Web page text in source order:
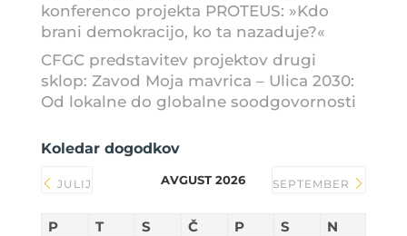
konferenco projekta PROTEUS: »Kdo
brani demokracijo, ko ta nazaduje?«
CFGC predstavitev projektov drugi
sklop: Zavod Moja mavrica – Ulica 2030:
Od lokalne do globalne soodgovornosti
Koledar dogodkov
JULIJ AVGUST 2026 SEPTEMBER
P T S Č P S N